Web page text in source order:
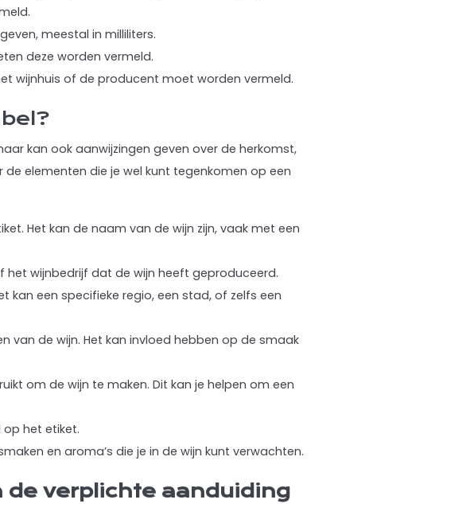
meestal in milliliters.
deze worden vermeld.
wijnhuis of de producent moet worden vermeld.
kan ook aanwijzingen geven over de herkomst,
elementen die je wel kunt tegenkomen op een
Het kan de naam van de wijn zijn, vaak met een
het wijnbedrijf dat de wijn heeft geproduceerd.
kan een specifieke regio, een stad, of zelfs een
van de wijn. Het kan invloed hebben op de smaak
om de wijn te maken. Dit kan je helpen om een
het etiket.
en aroma’s die je in de wijn kunt verwachten.
de verplichte aanduiding